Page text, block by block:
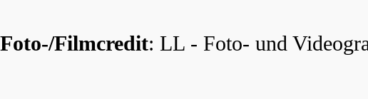
Foto-/Filmcredit: LL - Foto- und